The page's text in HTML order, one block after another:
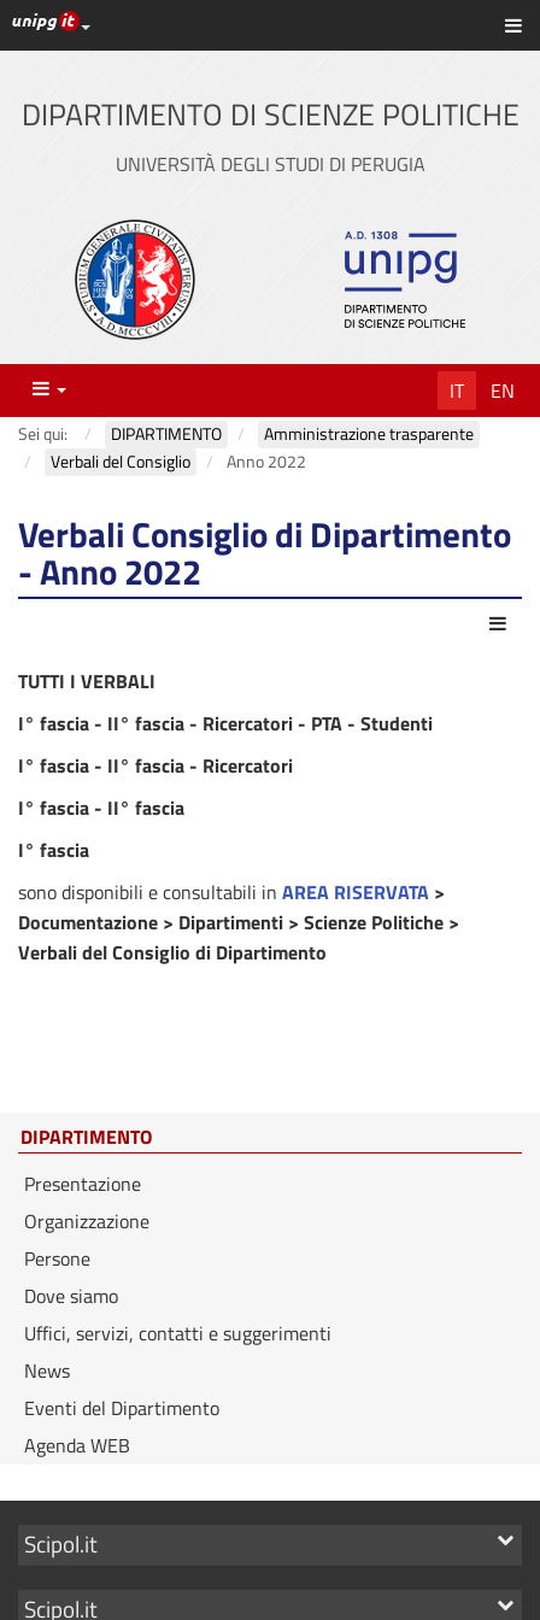
Vai
al
principale
Link ai principali servizi web di Ateneo
DIPARTIMENTO DI SCIENZE POLITICHE
UNIVERSITÀ DEGLI STUDI DI PERUGIA
Menu IT EN
Sei qui: DIPARTIMENTO
Amministrazione trasparente
Verbali del Consiglio
Anno 2022
Verbali Consiglio di Dipartimento
- Anno 2022
TUTTI I VERBALI
I° fascia - II° fascia - Ricercatori - PTA - Studenti
I° fascia - II° fascia - Ricercatori
I° fascia - II° fascia
I° fascia
sono disponibili e consultabili in AREA RISERVATA >
Documentazione > Dipartimenti > Scienze Politiche >
Verbali del Consiglio di Dipartimento
DIPARTIMENTO
Presentazione
Organizzazione
Persone
Dove siamo
Uffici, servizi, contatti e suggerimenti
News
Eventi del Dipartimento
Agenda WEB
Mostra
Scipol.it
Mostra
Scipol.it